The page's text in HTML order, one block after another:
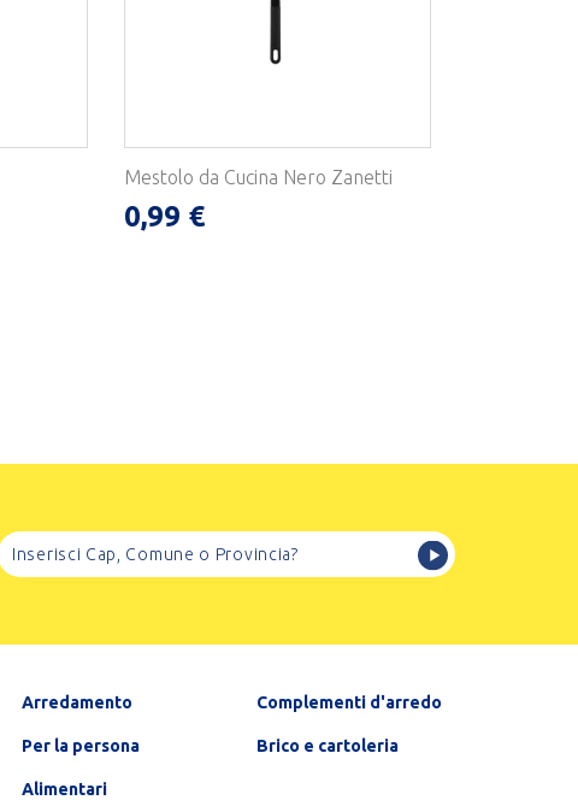
Mestolo da Cucina Nero Zanetti
0,99 €
Arredamento Complementi d'arredo
Per la persona Brico e cartoleria
Alimentari